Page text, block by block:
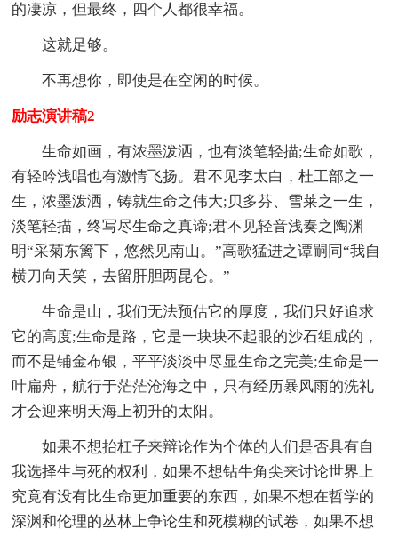
的凄凉，但最终，四个人都很幸福。
这就足够。
不再想你，即使是在空闲的时候。
励志演讲稿2
生命如画，有浓墨泼洒，也有淡笔轻描;生命如歌，
有轻吟浅唱也有激情飞扬。君不见李太白，杜工部之一
生，浓墨泼洒，铸就生命之伟大;贝多芬、雪莱之一生，
淡笔轻描，终写尽生命之真谛;君不见轻音浅奏之陶渊
明“采菊东篱下，悠然见南山。”高歌猛进之谭嗣同“我自
横刀向天笑，去留肝胆两昆仑。”
生命是山，我们无法预估它的厚度，我们只好追求
它的高度;生命是路，它是一块块不起眼的沙石组成的，
而不是铺金布银，平平淡淡中尽显生命之完美;生命是一
叶扁舟，航行于茫茫沧海之中，只有经历暴风雨的洗礼
才会迎来明天海上初升的太阳。
如果不想抬杠子来辩论作为个体的人们是否具有自
我选择生与死的权利，如果不想钻牛角尖来讨论世界上
究竟有没有比生命更加重要的东西，如果不想在哲学的
深渊和伦理的丛林上争论生和死模糊的试卷，如果不想